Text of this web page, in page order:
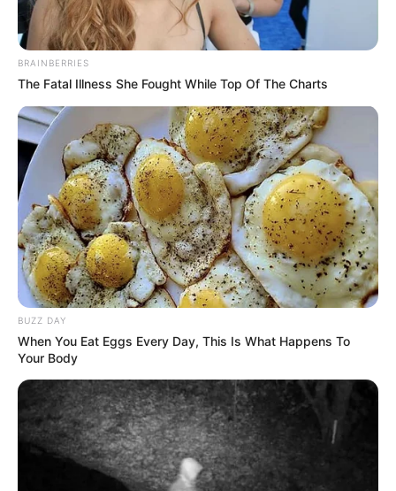
BRAINBERRIES
The Fatal Illness She Fought While Top Of The Charts
BUZZ DAY
When You Eat Eggs Every Day, This Is What Happens To
Your Body